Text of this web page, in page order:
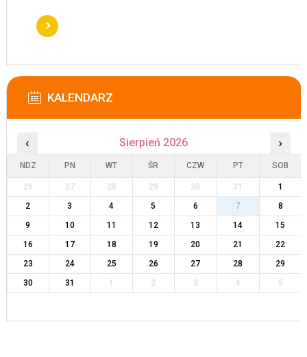
KALENDARZ
‹ Sierpień 2026 ›
NDZ PN WT ŚR CZW PT SOB
26 27 28 29 30 31
1
2
3 4 5 6 7
8
9
10 11 12 13 14
15
16
17 18 19 20 21
22
23
24 25 26 27 28
29
30
31 1 2 3 4 5